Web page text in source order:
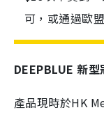
可，或通過歐
DEEPBLUE 新
產品現時於HK